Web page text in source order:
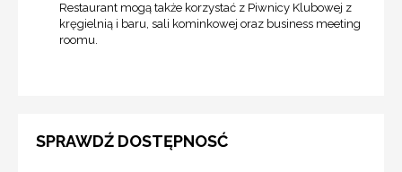
Restaurant mogą także korzystać z Piwnicy Klubowej z
kręgielnią i baru, sali kominkowej oraz business meeting
roomu.
SPRAWDŹ DOSTĘPNOSĆ